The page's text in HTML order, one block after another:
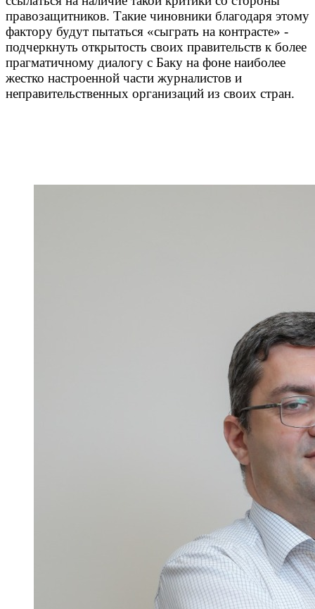
правозащитников. Такие чиновники благодаря этому
фактору будут пытаться «сыграть на контрасте» -
подчеркнуть открытость своих правительств к более
прагматичному диалогу с Баку на фоне наиболее
жестко настроенной части журналистов и
неправительственных организаций из своих стран.